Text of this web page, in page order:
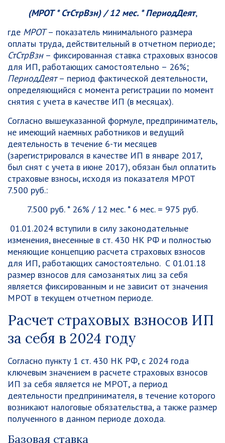
(МРОТ * СтСтрВзн) / 12 мес. * ПериодДеят,
где МРОТ– показатель минимального размера
оплаты труда, действительный в отчетном периоде;
СтСтрВзн– фиксированная ставка страховых взносов
для ИП, работающих самостоятельно – 26%;
ПериодДеят– период фактической деятельности,
определяющийся с момента регистрации по момент
снятия с учета в качестве ИП (в месяцах).
Согласно вышеуказанной формуле, предприниматель,
не имеющий наемных работников и ведущий
деятельность в течение 6-ти месяцев
(зарегистрировался в качестве ИП в январе 2017,
был снят с учета в июне 2017), обязан был оплатить
страховые взносы, исходя из показателя МРОТ
7.500 руб.:
7.500 руб. * 26% / 12 мес. * 6 мес. = 975 руб.
01.01.2024 вступили в силу законодательные
изменения, внесенные в ст. 430 НК РФ и полностью
меняющие концепцию расчета страховых взносов
для ИП, работающих самостоятельно. С 01.01.18
размер взносов для самозанятых лиц за себя
является фиксированным и не зависит от значения
МРОТ в текущем отчетном периоде.
Расчет страховых взносов ИП
за себя в 2024 году
Согласно пункту 1 ст. 430 НК РФ, с 2024 года
ключевым значением в расчете страховых взносов
ИП за себя является не МРОТ, а период
деятельности предпринимателя, в течение которого
возникают налоговые обязательства, а также размер
полученного в данном периоде дохода.
Базовая ставка